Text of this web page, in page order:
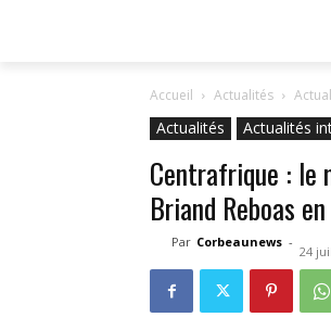
Accueil Actualités
Actualités Actualités
Centrafrique : le
Briand Reboas
Par Corbeaunews -
24